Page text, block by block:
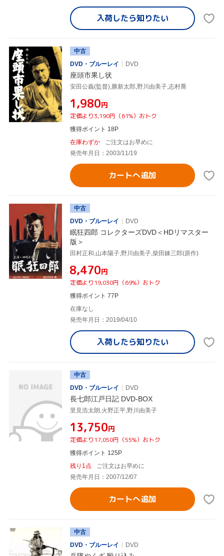
入荷したら知りたい
中古
DVD・ブルーレイ
DVD
座頭市果し状
安田公義(監督),勝新太郎,野川由美子,志村喬
¥1,980円
定価より3,190円（61%）おトク
獲得ポイント 18P
在庫わずか
ご注文はお早めに
発売年月日：2003/11/19
カートへ追加
中古
DVD・ブルーレイ
DVD
眠狂四郎 コレクターズDVD＜HDリマスター
版＞
田村正和,山本陽子,野川由美子,柴田錬三郎(原作)
¥8,470円
定価より19,030円（69%）おトク
獲得ポイント 77P
在庫なし
発売年月日：2019/04/10
入荷したら知りたい
中古
DVD・ブルーレイ
DVD
長七郎江戸日記 DVD-BOX
里見浩太朗,火野正平,野川由美子
¥13,750円
定価より17,050円（55%）おトク
獲得ポイント 125P
残り1点
ご注文はお早めに
発売年月日：2007/12/07
カートへ追加
中古
DVD・ブルーレイ
DVD